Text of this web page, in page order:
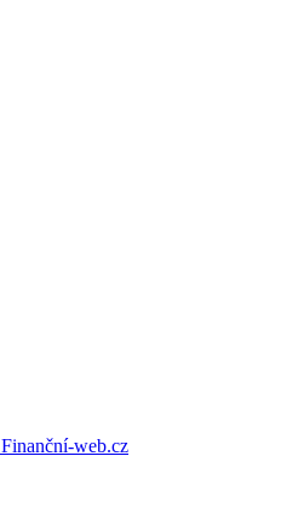
Finanční-web.cz